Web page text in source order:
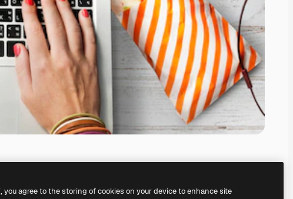
you agree to the storing of cookies on your device to enhance site